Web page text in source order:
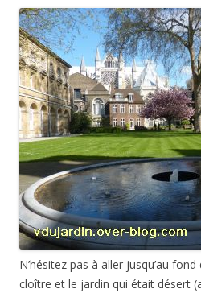
N’hésitez pas à aller jusqu’au
cloître et le jardin qui était désert